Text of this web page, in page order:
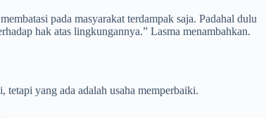
pada masyarakat terdampak saja. Padahal dulu
hak atas lingkungannya.” Lasma menambahkan.
yang ada adalah usaha memperbaiki.